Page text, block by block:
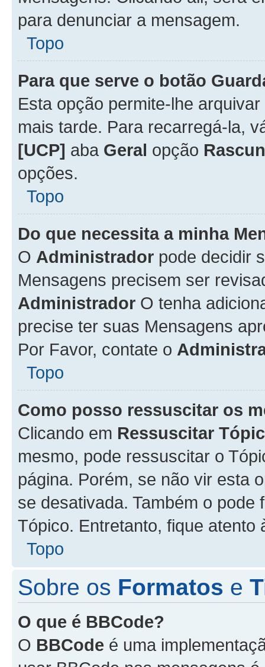
para denunciar a mensagem.
Topo
Para que serve o botão
Esta opção permite-lhe
mais tarde. Para recarregá-la,
[UCP] aba Geral opção
opções.
Topo
Do que necessita a minha
O Administrador pode decidir
Mensagens precisem ser
Administrador O tenha
precise ter suas Mensagens
Por Favor, contate o
Topo
Como posso ressuscitar os
Clicando em Ressuscitar
mesmo, pode ressuscitar o
página. Porém, se não vir esta
se desativada. Também o
Tópico. Entretanto, fique atento
Topo
Sobre os Formatos e
O que é BBCode?
O BBCode é uma